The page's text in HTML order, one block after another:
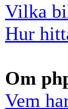
Vilka
Hur
Om
Vem